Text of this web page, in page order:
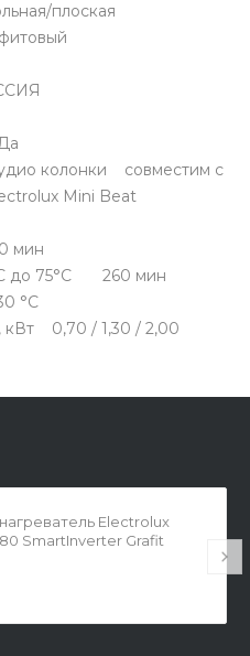
плоская
колонки совместим с
Mini Beat
мин
до 75°С 260 мин
°С
кВт 0,70 / 1,30 / 2,00
Electrolux
SmartInverter Grafit